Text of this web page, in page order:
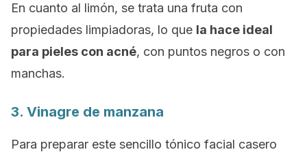
En cuanto al limón, se trata una fruta con
propiedades limpiadoras, lo que la hace ideal
para pieles con acné, con puntos negros o con
manchas.
3. Vinagre de manzana
Para preparar este sencillo tónico facial casero